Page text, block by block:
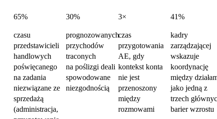
65%
czasu
przedstawicieli
handlowych
poświęcanego
na zadania
niezwiązane ze
sprzedażą
(administracja,
30%
prognozowanych
przychodów
traconych
na poślizgi deali
spowodowane
niezgodnością
3×
czas
przygotowania
AE, gdy
kontekst konta
nie jest
przenoszony
między
rozmowami
41%
kadry
zarządzającej
wskazuje
koordynację
między
jako jedną z
trzech
barier wzrostu